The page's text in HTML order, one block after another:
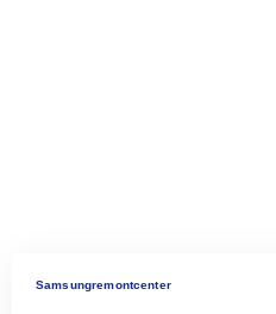
Samsungremontcenter